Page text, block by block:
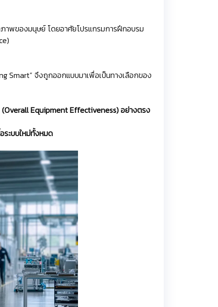
าพของมนุษย์ โดยอาศัยโปรแกรมการฝึกอบรม
Smart” จึงถูกออกแบบมาเพื่อเป็นทางเลือกของ
(Overall Equipment Effectiveness) อย่างตรง
ระบบใหม่ทั้งหมด